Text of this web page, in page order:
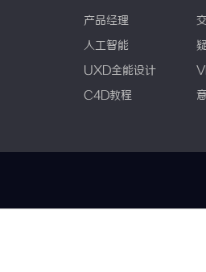
产品经理
人工智能
UXD全能设计
C4D教程